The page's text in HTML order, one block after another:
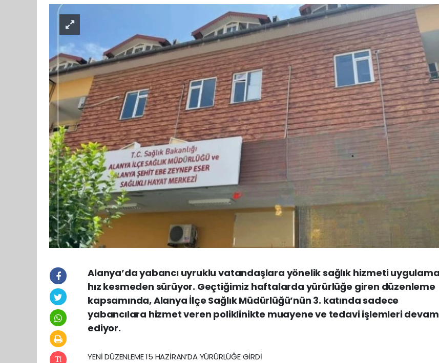
Alanya’da yabancı uyruklu vatandaşlara yönelik sağlık hizmeti
hız kesmeden sürüyor. Geçtiğimiz haftalarda yürürlüğe giren düzenleme
kapsamında, Alanya İlçe Sağlık Müdürlüğü’nün 3. katında sadece
yabancılara hizmet veren poliklinikte muayene ve tedavi işlemleri devam
ediyor.
YENİ DÜZENLEME 15 HAZİRAN’DA YÜRÜRLÜĞE GİRDİ